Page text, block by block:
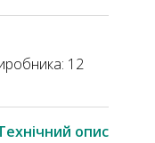
12
опис